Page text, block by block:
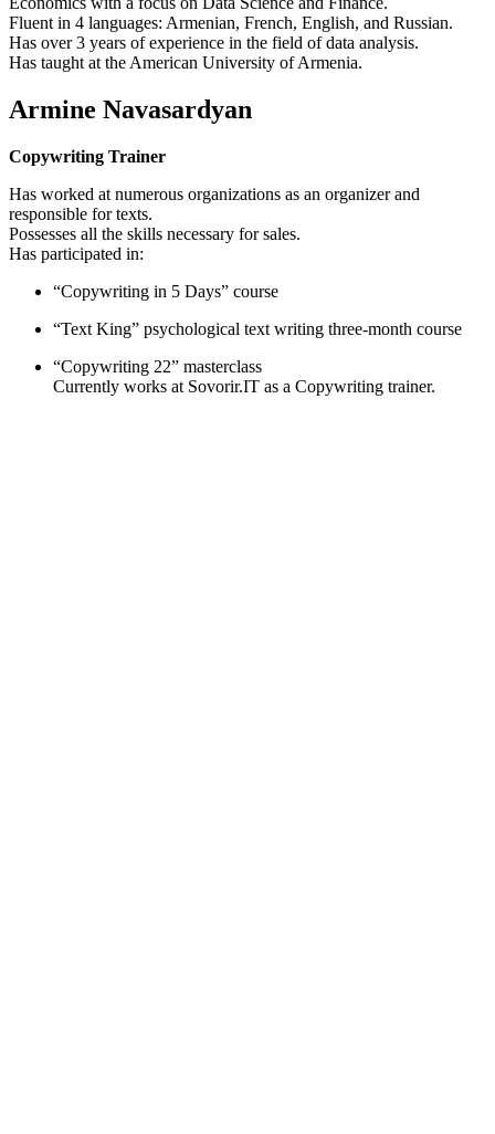
Fluent in 4 languages: Armenian, French, English, and Russian.
Has over 3 years of experience in the field of data analysis.
Has taught at the American University of Armenia.
Armine Navasardyan
Copywriting Trainer
Has worked at numerous organizations as an organizer and
responsible for texts.
Possesses all the skills necessary for sales.
Has participated in:
“Copywriting in 5 Days” course
“Text King” psychological text writing three-month course
“Copywriting 22” masterclass
Currently works at Sovorir.IT as a Copywriting trainer.